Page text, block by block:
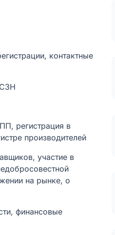
контактные
регистрация в
производителей
участие в
на рынке, о
финансовые